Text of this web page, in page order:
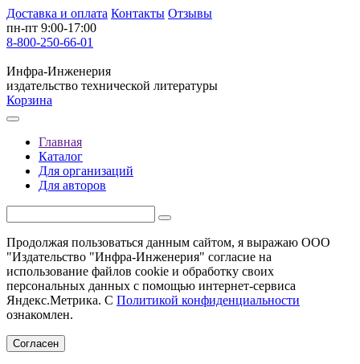
Доставка и оплата Контакты Отзывы
пн-пт 9:00-17:00
8-800-250-66-01
Инфра-Инженерия
издательство технической литературы
Корзина
Главная
Каталог
Для организаций
Для авторов
Продолжая пользоваться данным сайтом, я выражаю ООО
"Издательство "Инфра-Инженерия" согласие на
использование файлов cookie и обработку своих
персональных данных с помощью интернет-сервиса
Яндекс.Метрика. С Политикой конфиденциальности
ознакомлен.
Согласен